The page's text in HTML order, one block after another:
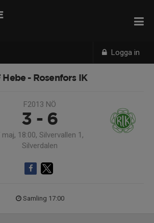
Logga in
Hebe - Rosenfors IK
F2013 NÖ
3 - 6
maj, 18:00, Silvervallen 1,
Silverdalen
Samling 17:00